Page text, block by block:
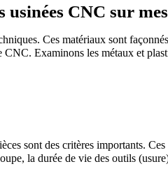
CNC sur
Ces matériaux sont
CNC. Examinons les métaux et
sont des critères importants. Ces
la durée de vie des outils